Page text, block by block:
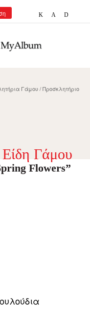
Γάμου / Προσκλητήριο
Γάμου
Flowers”